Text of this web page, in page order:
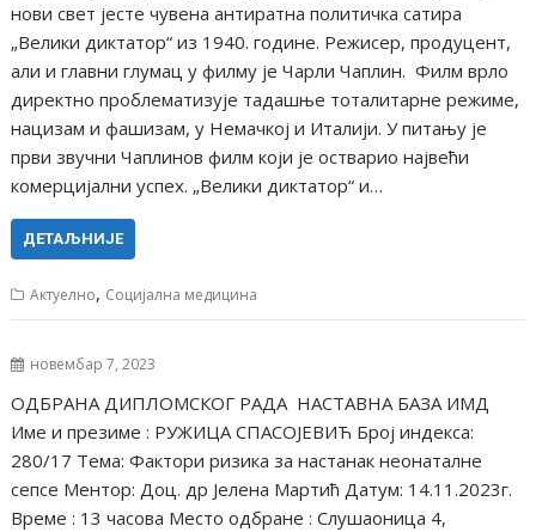
нови свет јесте чувена антиратна политичка сатира
„Велики диктатор“ из 1940. године. Режисер, продуцент,
али и главни глумац у филму је Чарли Чаплин. Филм врло
директно проблематизује тадашње тоталитарне режиме,
нацизам и фашизам, у Немачкој и Италији. У питању је
први звучни Чаплинов филм који је остварио највећи
комерцијални успех. „Велики диктатор“ и…
ДЕТАЉНИЈЕ
Актуелно, Социјална медицина
новембар 7, 2023
ОДБРАНА ДИПЛОМСКОГ РАДА НАСТАВНА БАЗА ИМД
Име и презиме : РУЖИЦА СПАСОЈЕВИЋ Број индекса:
280/17 Тема: Фактори ризика за настанак неонаталне
сепсе Ментор: Доц. др Јелена Мартић Датум: 14.11.2023г.
Време : 13 часова Место одбране : Слушаоница 4,